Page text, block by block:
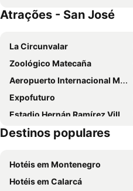
Atrações - San José
La Circunvalar
Zoológico Matecaña
Aeropuerto Internacional Matecaña
Expofuturo
Estadio Hernán Ramírez Villegas
Catedral de Nuestra Señora de la Pobreza
Destinos populares
Hotéis em Montenegro
Hotéis em Calarcá